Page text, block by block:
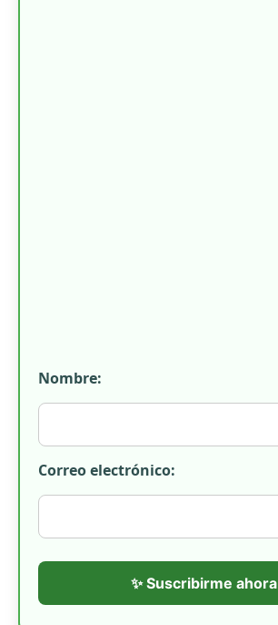
Nombre:
Correo electrónico:
✨ Suscribirme ahora